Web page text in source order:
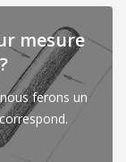
mesure
ferons un